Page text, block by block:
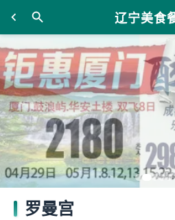
辽宁美食
罗曼宫